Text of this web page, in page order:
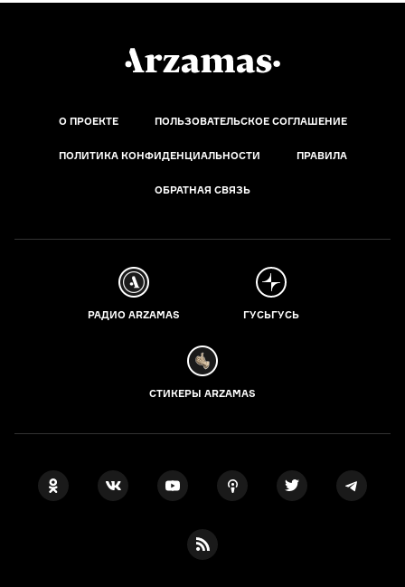
О ПРОЕКТЕ ПОЛЬЗОВАТЕЛЬСКОЕ СОГЛАШЕНИЕ
ПОЛИТИКА КОНФИДЕНЦИАЛЬНОСТИ ПРАВИЛА
ОБРАТНАЯ СВЯЗЬ
РАДИО ARZAMAS ГУСЬГУСЬ
СТИКЕРЫ ARZAMAS